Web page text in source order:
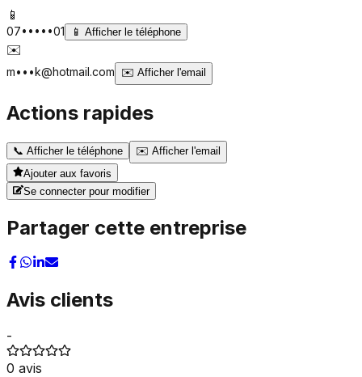
📱
07•••••01 📱 Afficher le téléphone
✉️
m•••k@hotmail.com ✉️ Afficher l'email
Actions rapides
📞 Afficher le téléphone ✉️ Afficher l'email
Ajouter aux favoris
Se connecter pour modifier
Partager cette entreprise
Avis clients
-
0 avis